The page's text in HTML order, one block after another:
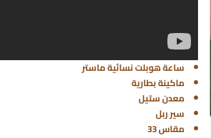
ساعة هوبلت نسائية ماستر
ماكينة بطارية
معدن ستيل
سير ربل
مقاس 33